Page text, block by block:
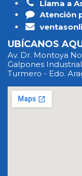
Llama a
Atención
UBÍCANOS
Av. Dr. Montoya
Galpones
Turmero - Edo.